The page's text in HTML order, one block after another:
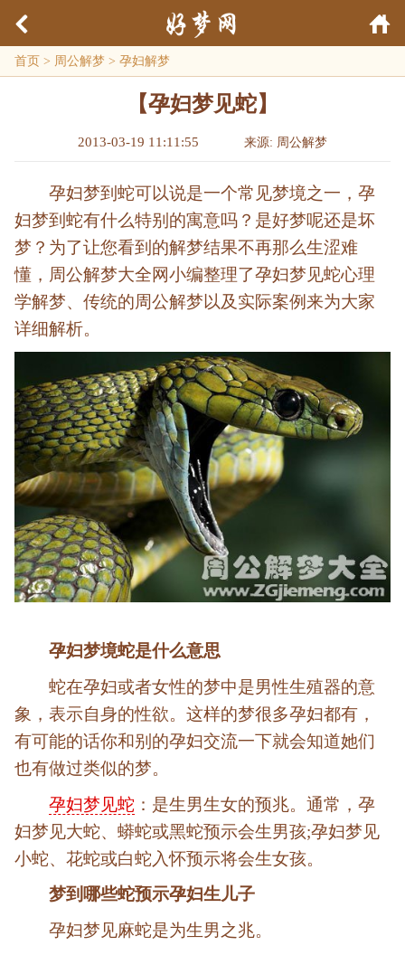
首页 > 周公解梦 > 孕妇解梦
【孕妇梦见蛇】
2013-03-19 11:11:55 来源: 周公解梦
孕妇梦到蛇可以说是一个常见梦境之一，孕
妇梦到蛇有什么特别的寓意吗？是好梦呢还是坏
梦？为了让您看到的解梦结果不再那么生涩难
懂，周公解梦大全网小编整理了孕妇梦见蛇心理
学解梦、传统的周公解梦以及实际案例来为大家
详细解析。
孕妇梦境蛇是什么意思
蛇在孕妇或者女性的梦中是男性生殖器的意
象，表示自身的性欲。这样的梦很多孕妇都有，
有可能的话你和别的孕妇交流一下就会知道她们
也有做过类似的梦。
孕妇梦见蛇 ：是生男生女的预兆。通常，孕
妇梦见大蛇、蟒蛇或黑蛇预示会生男孩;孕妇梦见
小蛇、花蛇或白蛇入怀预示将会生女孩。
梦到哪些蛇预示孕妇生儿子
孕妇梦见麻蛇是为生男之兆。